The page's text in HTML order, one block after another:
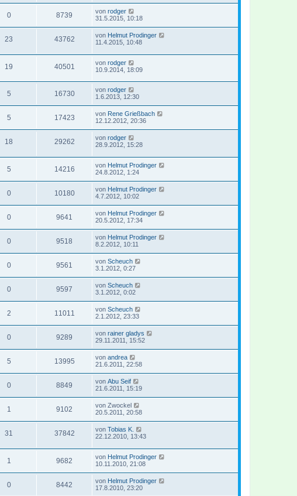
0 8739 von rodger
31.5.2015, 10:18
23 43762 von Helmut Prodinger
11.4.2015, 10:48
19 40501 von rodger
10.9.2014, 18:09
5 16730 von rodger
1.6.2013, 12:30
5 17423 von Rene Grießbach
12.12.2012, 20:36
18 29262 von rodger
28.9.2012, 15:28
5 14216 von Helmut Prodinger
24.8.2012, 1:24
0 10180 von Helmut Prodinger
4.7.2012, 10:02
0 9641 von Helmut Prodinger
20.5.2012, 17:34
0 9518 von Helmut Prodinger
8.2.2012, 10:11
0 9561 von Scheuch
3.1.2012, 0:27
0 9597 von Scheuch
3.1.2012, 0:02
2 11011 von Scheuch
2.1.2012, 23:33
0 9289 von rainer gladys
29.11.2011, 15:52
5 13995 von andrea
21.6.2011, 22:58
0 8849 von Abu Seif
21.6.2011, 15:19
1 9102 von Zwockel
20.5.2011, 20:58
31 37842 von Tobias K.
22.12.2010, 13:43
1 9682 von Helmut Prodinger
10.11.2010, 21:08
0 8442 von Helmut Prodinger
17.8.2010, 23:20